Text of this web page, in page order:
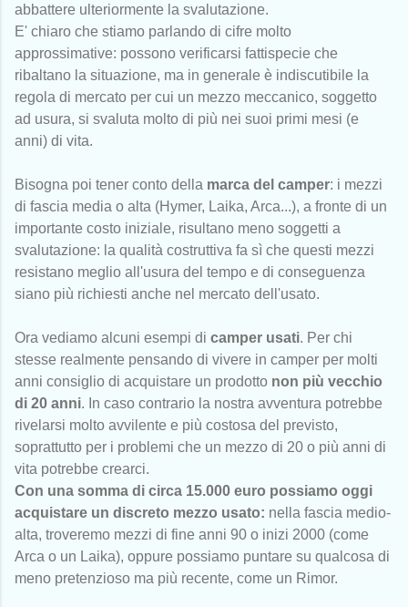
abbattere ulteriormente la svalutazione.
E' chiaro che stiamo parlando di cifre molto
approssimative: possono verificarsi fattispecie che
ribaltano la situazione, ma in generale è indiscutibile la
regola di mercato per cui un mezzo meccanico, soggetto
ad usura, si svaluta molto di più nei suoi primi mesi (e
anni) di vita.
Bisogna poi tener conto della marca del camper: i mezzi
di fascia media o alta (Hymer, Laika, Arca...), a fronte di un
importante costo iniziale, risultano meno soggetti a
svalutazione: la qualità costruttiva fa sì che questi mezzi
resistano meglio all'usura del tempo e di conseguenza
siano più richiesti anche nel mercato dell'usato.
Ora vediamo alcuni esempi di camper usati. Per chi
stesse realmente pensando di vivere in camper per molti
anni consiglio di acquistare un prodotto non più vecchio
di 20 anni. In caso contrario la nostra avventura potrebbe
rivelarsi molto avvilente e più costosa del previsto,
soprattutto per i problemi che un mezzo di 20 o più anni di
vita potrebbe crearci.
Con una somma di circa 15.000 euro possiamo oggi
acquistare un discreto mezzo usato: nella fascia medio-
alta, troveremo mezzi di fine anni 90 o inizi 2000 (come
Arca o un Laika), oppure possiamo puntare su qualcosa di
meno pretenzioso ma più recente, come un Rimor.